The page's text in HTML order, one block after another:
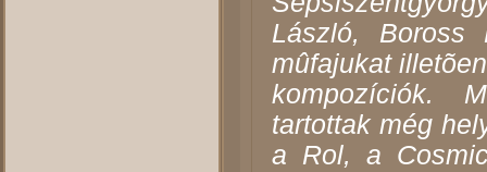
László, Boross
mûfajukat
kompozíciók.
tartottak még
a Rol, a